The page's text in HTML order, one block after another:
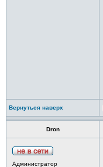
Вернуться наверх
Dron
Администратор